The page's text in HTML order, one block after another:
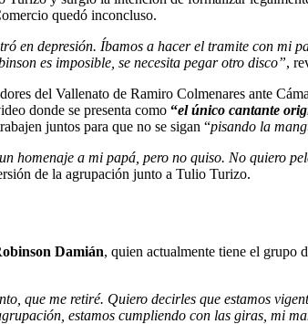
quedó inconcluso.
en depresión. Íbamos a hacer el tramite con mi
es imposible, se necesita pegar otro disco”,
del Vallenato de Ramiro Colmenares ante
donde se presenta como “el único cantante
juntos para que no se sigan “pisando la
homenaje a mi papá, pero no quiso. No quiero
de la agrupación junto a Tulio Turizo.
Damián, quien actualmente tiene el grupo
que me retiré. Quiero decirles que estamos
estamos cumpliendo con las giras, mi